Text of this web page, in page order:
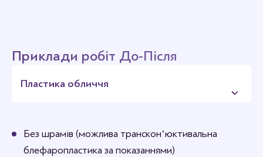
Приклади робіт До-Після
Пластика обличчя
Без шрамів (можлива трансконʼюктивальна
блефаропластика за показаннями)